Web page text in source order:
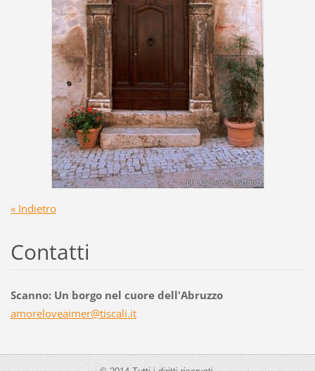
« Indietro
Contatti
Scanno: Un borgo nel cuore dell'Abruzzo
amoreloveaimer@tiscali.it